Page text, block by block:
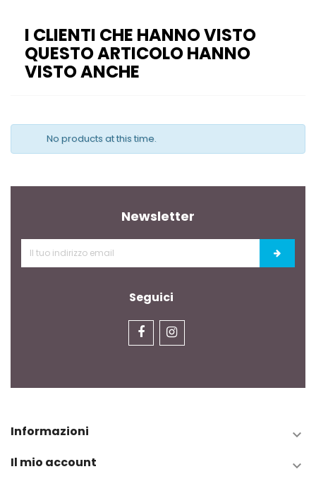
I CLIENTI CHE HANNO VISTO
QUESTO ARTICOLO HANNO
VISTO ANCHE
No products at this time.
Newsletter
Seguici
Informazioni 
Il mio account 